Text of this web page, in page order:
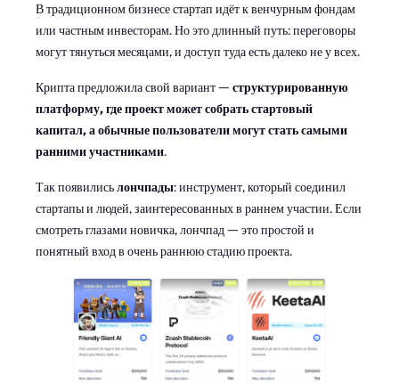
В традиционном бизнесе стартап идёт к венчурным фондам
или частным инвесторам. Но это длинный путь: переговоры
могут тянуться месяцами, и доступ туда есть далеко не у всех.
Крипта предложила свой вариант — структурированную
платформу, где проект может собрать стартовый
капитал, а обычные пользователи могут стать самыми
ранними участниками.
Так появилисьлончпады: инструмент, который соединил
стартапы и людей, заинтересованных в раннем участии. Если
смотреть глазами новичка, лончпад — это простой и
понятный вход в очень раннюю стадию проекта.